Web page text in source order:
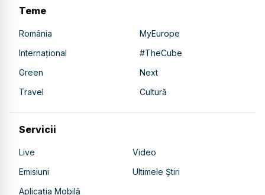
Teme
România
MyEurope
Internațional
#TheCube
Green
Next
Travel
Cultură
Servicii
Live
Video
Emisiuni
Ultimele Știri
Aplicația Mobilă